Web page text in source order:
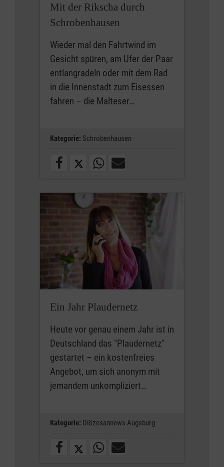
Mit der Rikscha durch
Schrobenhausen
Wieder mal den Fahrtwind im
Gesicht spüren, am Ufer der Paar
entlangradeln oder mit dem Rad
in die Innenstadt zum Eisessen
fahren – die Malteser…
Kategorie: Schrobenhausen
Ein Jahr Plaudernetz
Heute vor genau einem Jahr ist in
Deutschland das "Plaudernetz"
gestartet – ein kostenfreies
Angebot, um sich anonym mit
jemandem unkompliziert…
Kategorie: Diözesannews Augsburg